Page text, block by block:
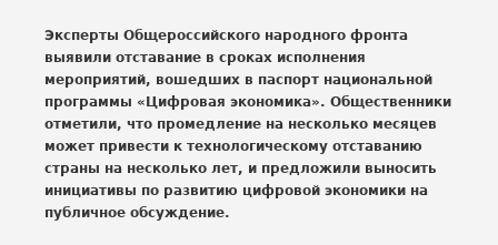
Эксперты Общероссийского народного фронта
выявили отставание в сроках исполнения
мероприятий, вошедших в паспорт национальной
программы «Цифровая экономика». Общественники
отметили, что промедление на несколько месяцев
может привести к технологическому отставанию
страны на несколько лет, и предложили выносить
инициативы по развитию цифровой экономики на
публичное обсуждение.